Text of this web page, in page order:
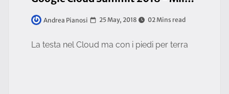
Andrea Pianosi 25 May, 2018 02 Mins read
La testa nel Cloud ma con i piedi per terra